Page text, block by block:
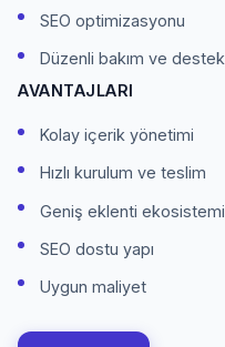
SEO optimizasyonu
Düzenli bakım ve destek
AVANTAJLARI
Kolay içerik yönetimi
Hızlı kurulum ve teslim
Geniş eklenti ekosistemi
SEO dostu yapı
Uygun maliyet